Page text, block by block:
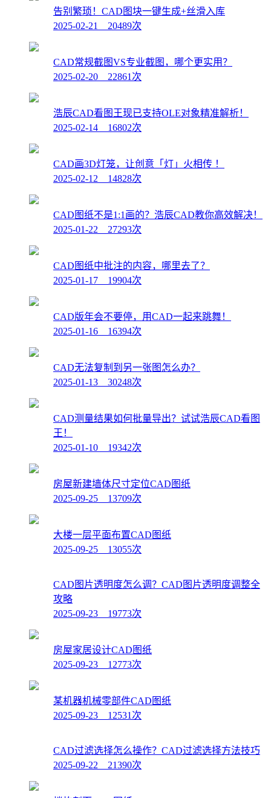
告别繁琐！CAD图块一键生成+丝滑入库
2025-02-21 20489次
CAD常规截图VS专业截图，哪个更实用？
2025-02-20 22861次
浩辰CAD看图王现已支持OLE对象精准解析！
2025-02-14 16802次
CAD画3D灯笼，让创意「灯」火相传 ！
2025-02-12 14828次
CAD图纸不是1:1画的？浩辰CAD教你高效解决！
2025-01-22 27293次
CAD图纸中批注的内容，哪里去了？
2025-01-17 19904次
CAD版年会不要停，用CAD一起来跳舞！
2025-01-16 16394次
CAD无法复制到另一张图怎么办？
2025-01-13 30248次
CAD测量结果如何批量导出？试试浩辰CAD看图
王！
2025-01-10 19342次
房屋新建墙体尺寸定位CAD图纸
2025-09-25 13709次
大楼一层平面布置CAD图纸
2025-09-25 13055次
CAD图片透明度怎么调？CAD图片透明度调整全
攻略
2025-09-23 19773次
房屋家居设计CAD图纸
2025-09-23 12773次
某机器机械零部件CAD图纸
2025-09-23 12531次
CAD过滤选择怎么操作？CAD过滤选择方法技巧
2025-09-22 21390次